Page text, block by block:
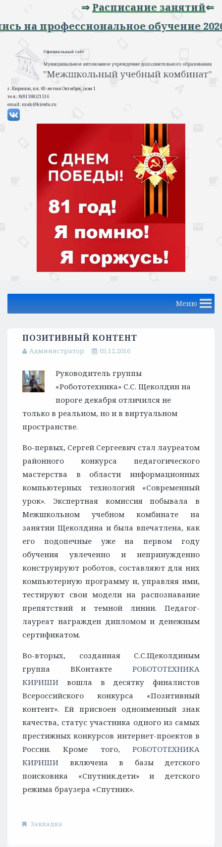
⇒Расписание занятий⇐
на профессиональное обучение
г. Кириши, пл. 60-летия Октября, дом 1
тел.: 8(81368)21516
email: muk@kiredu.ru
Меню
ПОЗИТИВНЫЙ КОНТЕНТ
Администратор 05.12.2016
Руководитель группы
«Робототехника» С.С. Щеколдин на
пороге декабря отличился не
только в реальном, но и в виртуальном
пространстве.
Во-первых, Сергей Сергеевич стал лауреатом
районного конкурса педагогического
мастерства в области информационных
компьютерных технологий «Современный
урок». Экспертная комиссия побывала в
Межшкольном учебном комбинате на
занятии Щеколдина и была впечатлена, как
его подопечные уже на первом году
обучения увлеченно и непринужденно
конструируют роботов, составляют для них
компьютерную программу и, управляя ими,
тестируют свои модели на распознавание
препятствий и темной линии. Педагог-
лауреат награжден дипломом и денежным
сертификатом.
Во-вторых, созданная С.С.Щеколдиным
группа ВКонтакте РОБОТОТЕХНИКА
КИРИШИ вошла в десятку финалистов
Всероссийского конкурса «Позитивный
контент». Ей присвоен одноименный знак
качества, статус участника одного из самых
престижных конкурсов интернет-проектов в
России. Кроме того, РОБОТОТЕХНИКА
КИРИШИ включена в базы детского
поисковика «Спутник.дети» и детского
режима браузера «Спутник».
Закладка